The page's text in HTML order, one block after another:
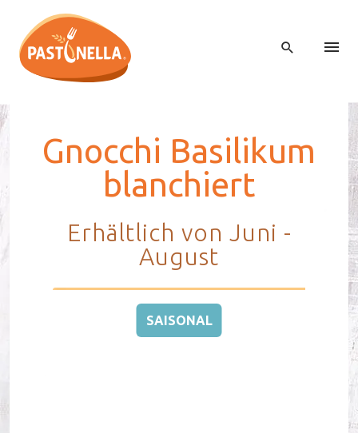
Gnoc­chi Ba­si­li­kum
blan­chiert
Erhältlich von Juni -
August
SAISONAL